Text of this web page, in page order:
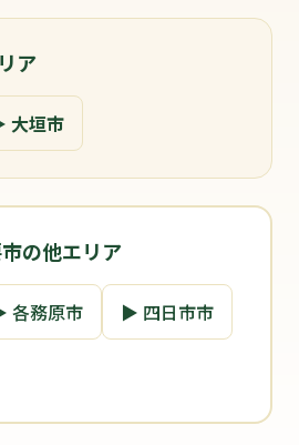
ア
大垣市
の他エリア
各務原市 ▶ 四日市市